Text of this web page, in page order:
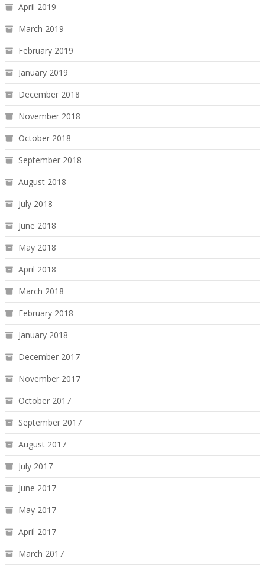
April 2019
March 2019
February 2019
January 2019
December 2018
November 2018
October 2018
September 2018
August 2018
July 2018
June 2018
May 2018
April 2018
March 2018
February 2018
January 2018
December 2017
November 2017
October 2017
September 2017
August 2017
July 2017
June 2017
May 2017
April 2017
March 2017